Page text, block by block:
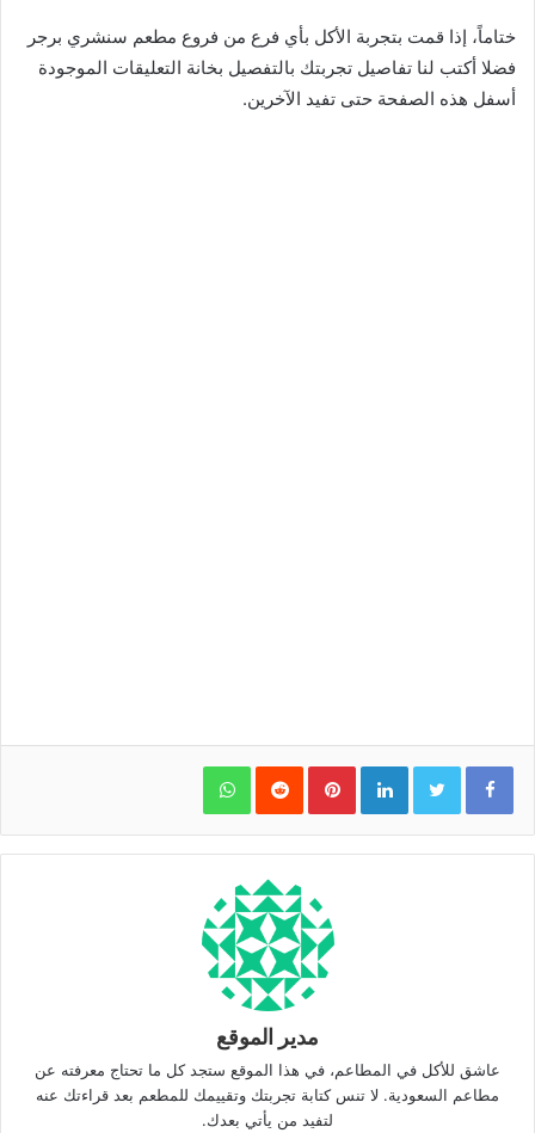
ختاماً، إذا قمت بتجربة الأكل بأي فرع من فروع مطعم سنشري برجر
فضلا أكتب لنا تفاصيل تجربتك بالتفصيل بخانة التعليقات الموجودة
أسفل هذه الصفحة حتى تفيد الآخرين.
LinkedIn
Pinterest
WhatsApp
مدير الموقع
عاشق للأكل في المطاعم، في هذا الموقع ستجد كل ما تحتاج معرفته عن
مطاعم السعودية. لا تنس كتابة تجربتك وتقييمك للمطعم بعد قراءتك عنه
لتفيد من يأتي بعدك.